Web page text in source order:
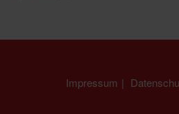
Impressum